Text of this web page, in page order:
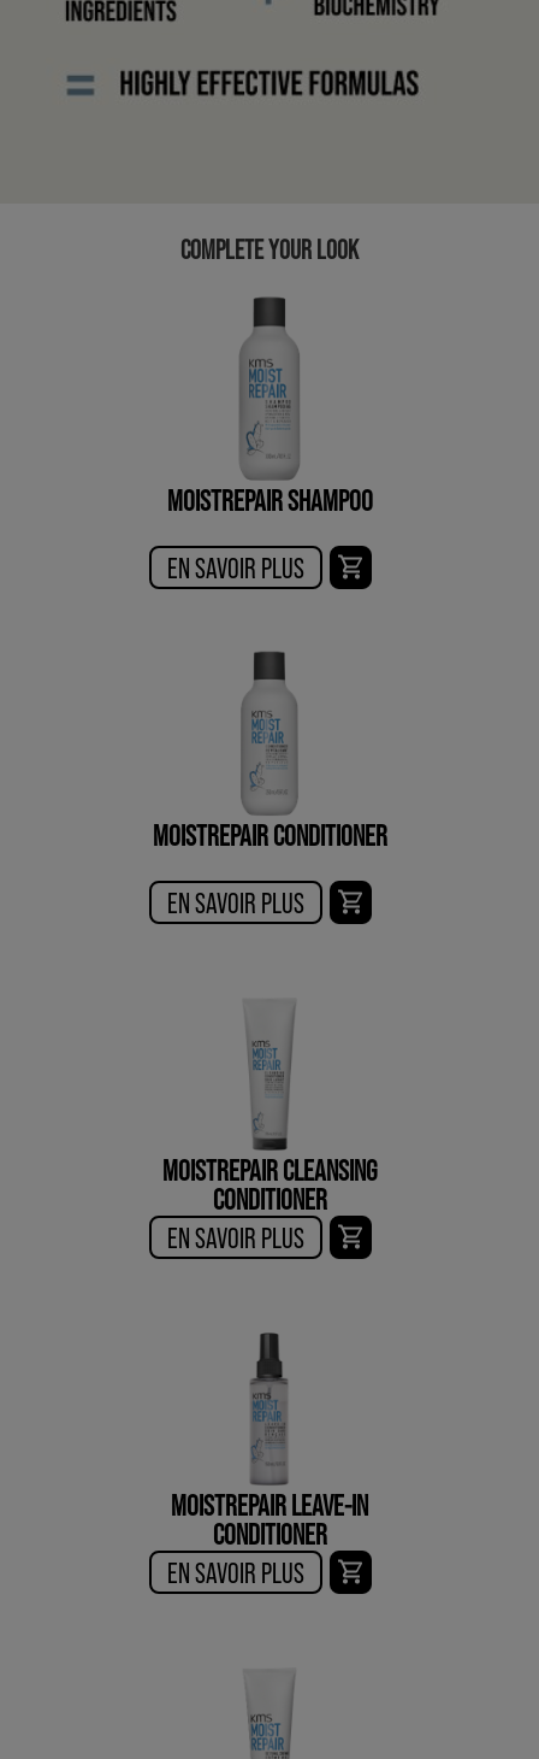
COMPLETE YOUR LOOK
MOISTREPAIR SHAMPOO
EN SAVOIR PLUS
MOISTREPAIR CONDITIONER
EN SAVOIR PLUS
MOISTREPAIR CLEANSING
CONDITIONER
EN SAVOIR PLUS
MOISTREPAIR LEAVE-IN
CONDITIONER
EN SAVOIR PLUS